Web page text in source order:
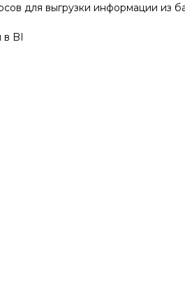
для выгрузки информации из
в BI